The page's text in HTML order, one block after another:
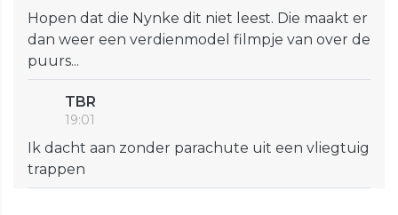
Hopen dat die Nynke dit niet leest. Die maakt er
dan weer een verdienmodel filmpje van over de
puurs...
TBR
19:01
Ik dacht aan zonder parachute uit een vliegtuig
trappen